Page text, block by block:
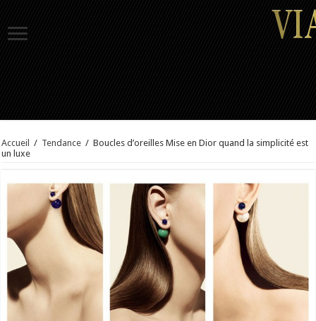
Accueil / Tendance / Boucles d’oreilles Mise en Dior quand la simplicité est
un luxe